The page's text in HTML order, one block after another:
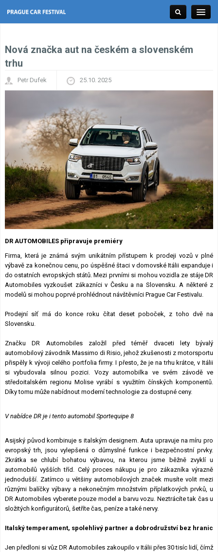
Nová značka aut na českém a slovenském
trhu
Petr Dufek 25.10. 2025
DR AUTOMOBILES připravuje premiéry
Firma, která je známá svým unikátním přístupem k prodeji vozů v plné
výbavě za konečnou cenu, po úspěšné štaci v domovské Itálii expanduje i
do ostatních evropských států. Mezi prvními si mohou vozidla ze stáje DR
Automobiles vyzkoušet zákazníci v Česku a na Slovensku. A některé z
modelů si mohou poprvé prohlédnout návštěvníci Prague Car Festivalu.
Prodejní síť má do konce roku čítat deset poboček, z toho dvě na
Slovensku.
Značku DR Automobiles založil před téměř dvaceti lety bývalý
automobilový závodník Massimo di Risio, jehož zkušenosti z motorsportu
přispěly k vývoji celého portfolia firmy. I přesto, že je na trhu krátce, v Itálii
si vybudovala silnou pozici. Vozy automobilka ve svém závodě ve
středoitalském regionu Molise vyrábí s využitím čínských komponentů.
Díky tomu může nabídnout moderní technologie za dostupné ceny.
V nabídce DR je i tento automobil Sportequipe 8
Asijský původ kombinuje s italským designem. Auta upravuje na míru pro
evropský trh, jsou vylepšená o důmyslné funkce i bezpečnostní prvky.
Zkrátka se chlubí bohatou výbavou, na kterou jsme běžně zvyklí u
automobilů vyšších tříd. Celý proces nákupu je pro zákazníka výrazně
jednodušší. Zatímco u většiny automobilových značek musíte volit mezi
různými balíčky výbavy a nekonečným množstvím příplatkových prvků, u
DR Automobiles vyberete pouze model a barvu vozu. Neztrácíte tak čas u
složitých konfigurátorů, šetříte čas, peníze a také nervy.
Italský temperament, spolehlivý partner a dobrodružství bez hranic
Jen předloni si vůz DR Automobiles zakoupilo v Itálii přes 30 tisíc lidí, čímž